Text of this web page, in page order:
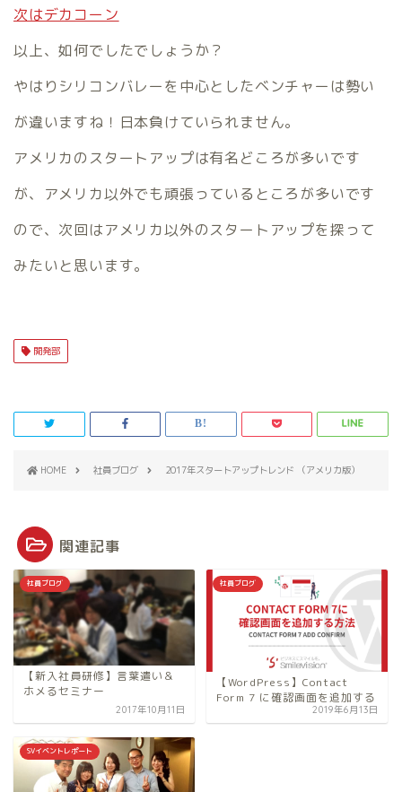
次はデカコーン
以上、如何でしたでしょうか？
やはりシリコンバレーを中心としたベンチャーは勢い
が違いますね！日本負けていられません。
アメリカのスタートアップは有名どころが多いです
が、アメリカ以外でも頑張っているところが多いです
ので、次回はアメリカ以外のスタートアップを探って
みたいと思います。
開発部
HOME 社員ブログ 2017年スタートアップトレンド （アメリカ版）
関連記事
社員ブログ
【新入社員研修】言葉遣い＆
ホメるセミナー
2017年10月11日
社員ブログ
【WordPress】Contact
Form 7 に確認画面を追加する
2019年6月13日
SVイベントレポート